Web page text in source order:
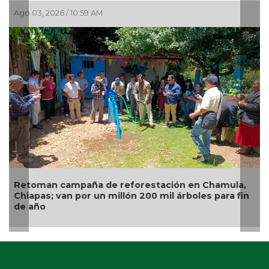
AM
de reforestación en Chamula,
un millón 200 mil árboles para fin
Alertan en
infectadas de